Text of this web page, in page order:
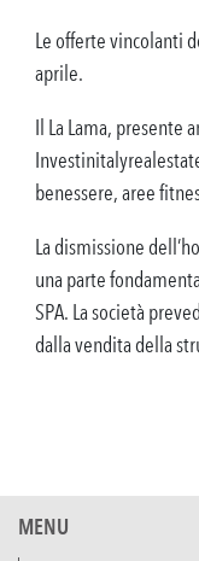
Le offerte vincolanti
aprile.
Il La Lama, presente
benessere, aree
La dismissione
una parte
SPA. La società
dalla vendita della
MENU